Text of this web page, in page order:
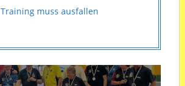
Training muss ausfallen